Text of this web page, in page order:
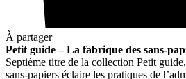
À partager
Petit guide – La fabrique des sans-
Septième titre de la collection Petit
sans-papiers éclaire les pratiques de